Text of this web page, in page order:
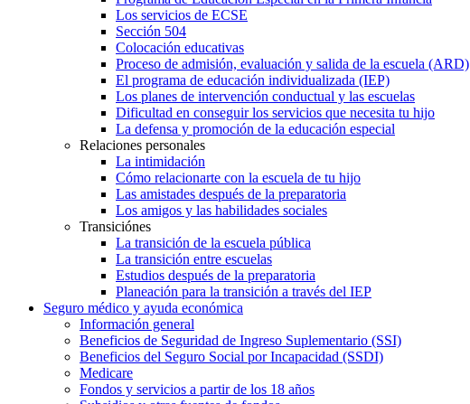
Los servicios de ECSE
Sección 504
Colocación educativas
Proceso de admisión, evaluación y salida de la escuela (ARD)
El programa de educación individualizada (IEP)
Los planes de intervención conductual y las escuelas
Dificultad en conseguir los servicios que necesita tu hijo
La defensa y promoción de la educación especial
Relaciones personales
La intimidación
Cómo relacionarte con la escuela de tu hijo
Las amistades después de la preparatoria
Los amigos y las habilidades sociales
Transiciónes
La transición de la escuela pública
La transición entre escuelas
Estudios después de la preparatoria
Planeación para la transición a través del IEP
Seguro médico y ayuda económica
Información general
Beneficios de Seguridad de Ingreso Suplementario (SSI)
Beneficios del Seguro Social por Incapacidad (SSDI)
Medicare
Fondos y servicios a partir de los 18 años